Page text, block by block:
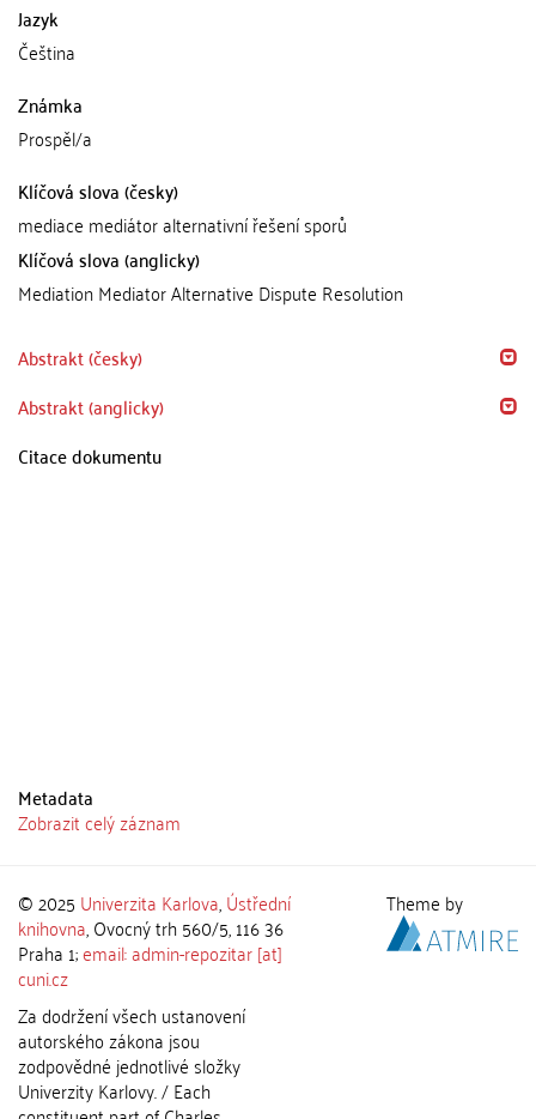
Jazyk
Čeština
Známka
Prospěl/a
Klíčová slova (česky)
mediace mediátor alternativní řešení sporů
Klíčová slova (anglicky)
Mediation Mediator Alternative Dispute Resolution
Abstrakt (česky)
Abstrakt (anglicky)
Citace dokumentu
Metadata
Zobrazit celý záznam
© 2025 Univerzita Karlova,Ústřední
knihovna, Ovocný trh 560/5, 116 36
Praha 1;email: admin-repozitar [at]
cuni.cz
Za dodržení všech ustanovení
autorského zákona jsou
zodpovědné jednotlivé složky
Univerzity Karlovy. / Each
Theme by